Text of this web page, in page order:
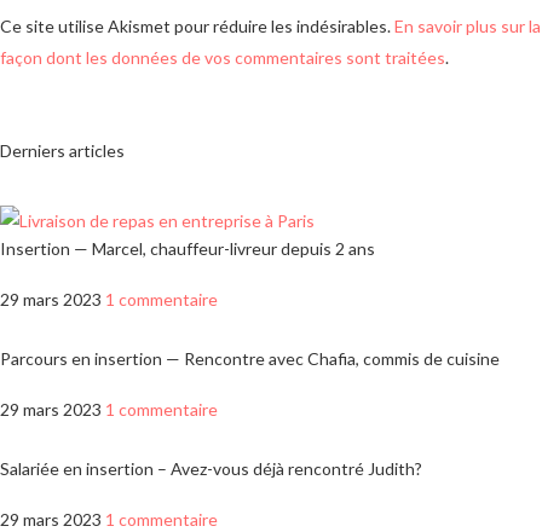
Ce site utilise Akismet pour réduire les indésirables.En savoir plus sur la
façon dont les données de vos commentaires sont traitées.
Derniers articles
Insertion — Marcel, chauffeur-livreur depuis 2 ans
29 mars 2023 1 commentaire
Parcours en insertion — Rencontre avec Chafia, commis de cuisine
29 mars 2023 1 commentaire
Salariée en insertion – Avez-vous déjà rencontré Judith?
29 mars 2023 1 commentaire